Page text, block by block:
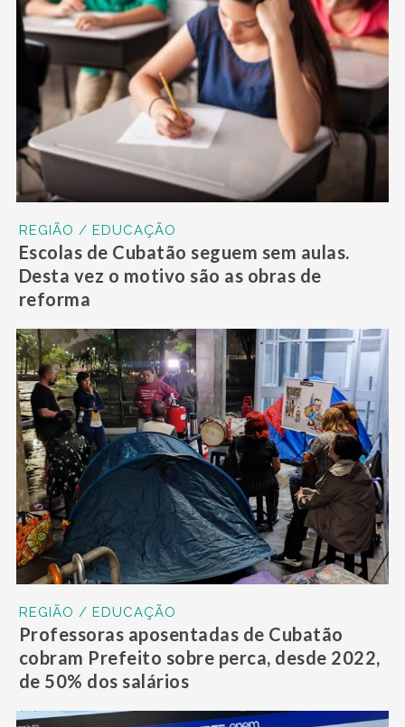
REGIÃO / EDUCAÇÃO
Escolas de Cubatão seguem sem aulas.
Desta vez o motivo são as obras de
reforma
REGIÃO / EDUCAÇÃO
Professoras aposentadas de Cubatão
cobram Prefeito sobre perca, desde 2022,
de 50% dos salários